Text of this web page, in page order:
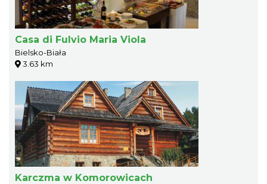
Casa di Fulvio Maria Viola
Bielsko-Biała
3.63 km
Karczma w Komorowicach